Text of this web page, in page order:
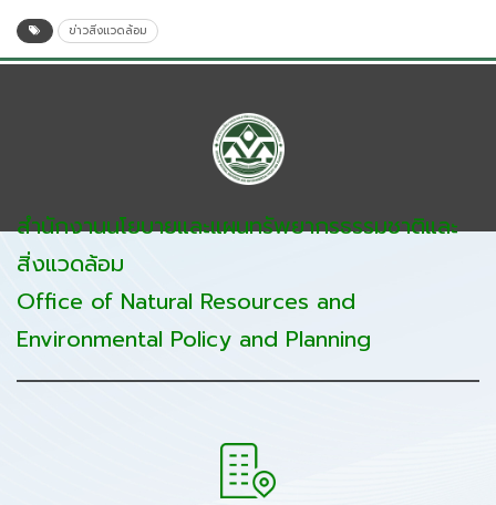
ข่าวสิ่งแวดล้อม
สำนักงานนโยบายและแผนทรัพยากรธรรมชาติและ
สิ่งแวดล้อม
Office of Natural Resources and
Environmental Policy and Planning